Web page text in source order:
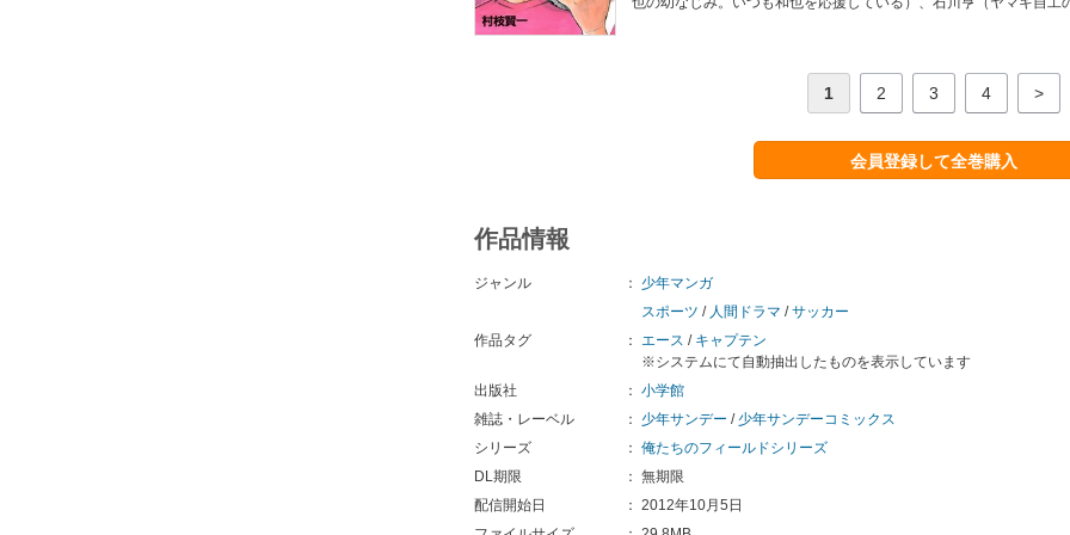
1 2 3 4 >
会員登録して全巻購入
作品情報
ジャンル ：
少年マンガ
スポーツ / 人間ドラマ /サッカー
作品タグ
： エース / キャプテン
※システムにて自動抽出したものを表示しています
出版社
： 小学館
雑誌・レーベル
： 少年サンデー / 少年サンデーコミックス
シリーズ
： 俺たちのフィールドシリーズ
DL期限
： 無期限
配信開始日
： 2012年10月5日